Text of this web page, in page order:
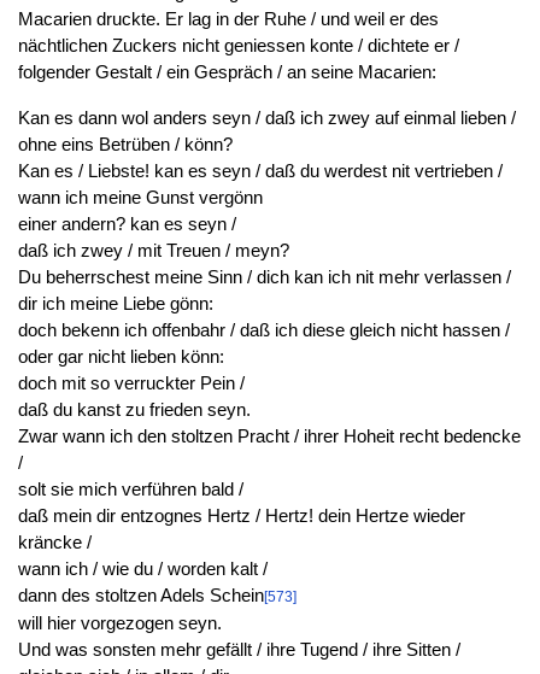
Macarien druckte. Er lag in der Ruhe / und weil er des
nächtlichen Zuckers nicht geniessen konte / dichtete er /
folgender Gestalt / ein Gespräch / an seine Macarien:
Kan es dann wol anders seyn / daß ich zwey auf einmal lieben /
ohne eins Betrüben / könn?
Kan es / Liebste! kan es seyn / daß du werdest nit vertrieben /
wann ich meine Gunst vergönn
einer andern? kan es seyn /
daß ich zwey / mit Treuen / meyn?
Du beherrschest meine Sinn / dich kan ich nit mehr verlassen /
dir ich meine Liebe gönn:
doch bekenn ich offenbahr / daß ich diese gleich nicht hassen /
oder gar nicht lieben könn:
doch mit so verruckter Pein /
daß du kanst zu frieden seyn.
Zwar wann ich den stoltzen Pracht / ihrer Hoheit recht bedencke
/
solt sie mich verführen bald /
daß mein dir entzognes Hertz / Hertz! dein Hertze wieder
kräncke /
wann ich / wie du / worden kalt /
dann des stoltzen Adels Schein[573]
will hier vorgezogen seyn.
Und was sonsten mehr gefällt / ihre Tugend / ihre Sitten /